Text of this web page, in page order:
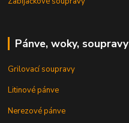
Pánve, woky, soupravy
Grilovací soupravy
Litinové pánve
Nerezové pánve